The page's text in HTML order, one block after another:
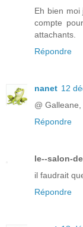
Eh bien moi
compte
attachants.
Répondre
nanet 12
@
Répondre
le--salon-
il faudrait
Répondre